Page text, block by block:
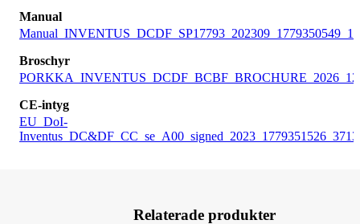
Manual
Broschyr
CE-intyg
EU_DoI-
Relaterade produkter